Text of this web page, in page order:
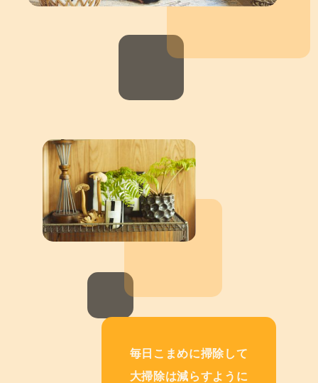
毎日こまめに掃除して
大掃除は減らすように